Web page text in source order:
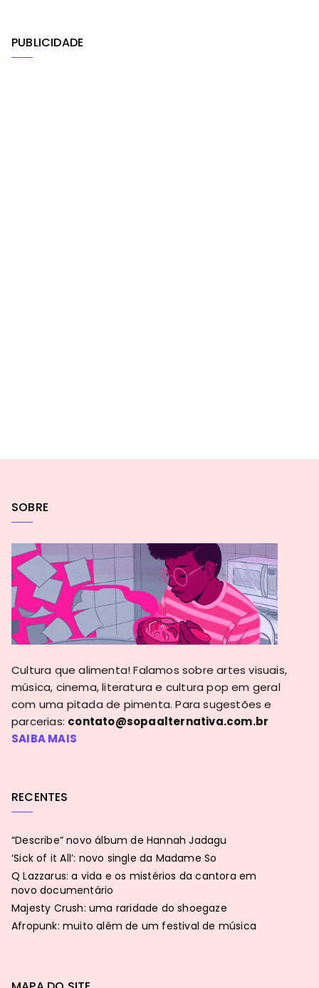
PUBLICIDADE
SOBRE
Cultura que alimenta! Falamos sobre artes visuais,
música, cinema, literatura e cultura pop em geral
com uma pitada de pimenta. Para sugestões e
parcerias: contato@sopaalternativa.com.br
SAIBA MAIS
RECENTES
“Describe” novo álbum de Hannah Jadagu
‘Sick of it All’: novo single da Madame So
Q Lazzarus: a vida e os mistérios da cantora em
novo documentário
Majesty Crush: uma raridade do shoegaze
Afropunk: muito além de um festival de música